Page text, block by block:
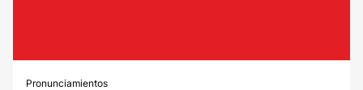
Pronunciamientos